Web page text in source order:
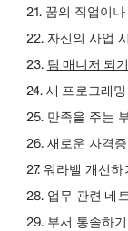
21. 꿈의 직업이
22. 자신의 사업
23. 팀 매니저 되기
24. 새 프로그래
25. 만족을 주는
26. 새로운 자격
27. 워라밸 개선하
28. 업무 관련 네
29. 부서 통솔하기